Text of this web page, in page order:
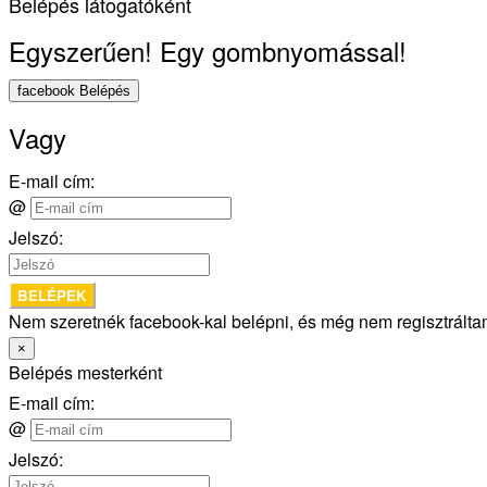
Egyszerűen! Egy gombnyomással!
facebook Belépés
Vagy
E-mail cím:
@
Jelszó:
BELÉPEK
Nem szeretnék facebook-kal belépni, és még nem
×
Belépés mesterként
E-mail cím:
@
Jelszó: